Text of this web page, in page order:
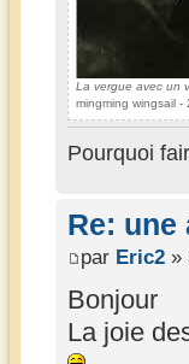
La vergue avec un
mingming wingsail
Pourquoi
Re: une
par Eric2 »
Bonjour
La joie